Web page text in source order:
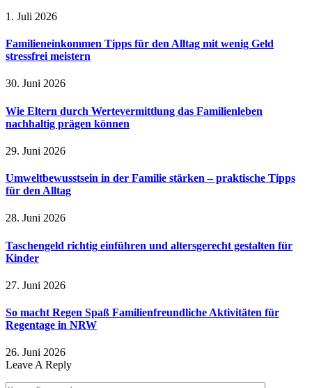
1. Juli 2026
Familieneinkommen Tipps für den Alltag mit wenig Geld
stressfrei meistern
30. Juni 2026
Wie Eltern durch Wertevermittlung das Familienleben
nachhaltig prägen können
29. Juni 2026
Umweltbewusstsein in der Familie stärken – praktische Tipps
für den Alltag
28. Juni 2026
Taschengeld richtig einführen und altersgerecht gestalten für
Kinder
27. Juni 2026
So macht Regen Spaß Familienfreundliche Aktivitäten für
Regentage in NRW
26. Juni 2026
Leave A Reply